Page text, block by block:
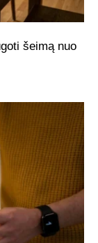
šeimą nuo